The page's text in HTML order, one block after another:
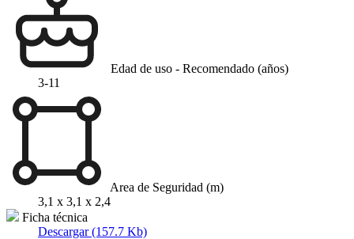
Edad de uso - Recomendado (años)
3-11
Area de Seguridad (m)
3,1 x 3,1 x 2,4
Ficha técnica
Descargar (157.7 Kb)